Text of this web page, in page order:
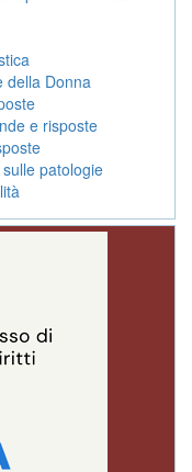
della Donna
e risposte
patologie